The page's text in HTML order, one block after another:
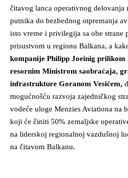
čitavog lanca operativnog delovanja
putnika do bezbednog otpremanja
isto vreme i privilegija sa obe strane
prisustvom u regionu Balkana, a
kompanije Philipp Joeinig prilikom
resornim Ministrom saobraćaja,
infrastrukture Goranom Vesićem,
mogućnošću razvoja zajedničkog
vodeće uloge Menzies Aviationa na
koji će činiti 50% zemaljske
na liderskoj regionalnoj vazdušnoj
na čitavom Balkanu.